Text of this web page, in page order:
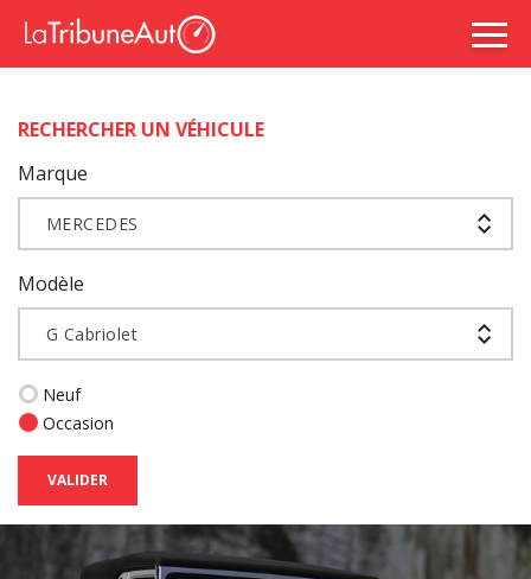
RECHERCHER UN VÉHICULE
Marque
MERCEDES
Modèle
G Cabriolet
Neuf
Occasion
VALIDER